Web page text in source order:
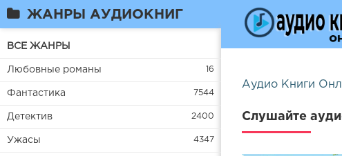
ЖАНРЫ АУДИОКНИГ
ВСЕ ЖАНРЫ
Любовные романы 16
Фантастика 7544
Детектив 2400
Ужасы 4347
Аудио Книги
Слушайте